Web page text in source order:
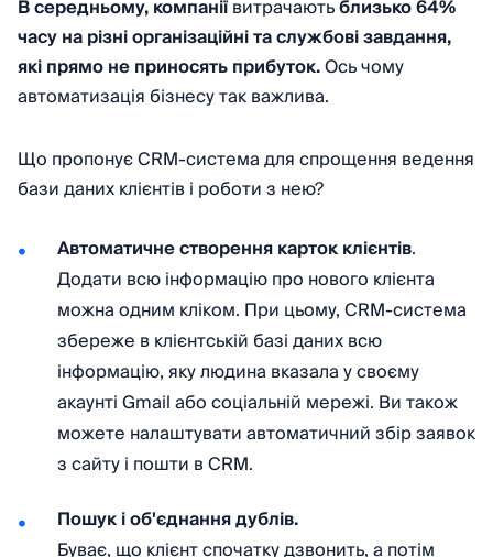
В середньому, компаніївитрачаютьблизько 64% ​​
часу на різні організаційні таслужбові завдання,
які прямо не приносять прибуток.Ось чому
автоматизація бізнесу так важлива.
Що пропонує CRM-система для спрощення ведення
бази даних клієнтів і роботи з нею?
Автоматичне створення карток клієнтів.
Додати всю інформацію про нового клієнта
можна одним кліком. При цьому, CRM-система
збереже в клієнтській базі даних всю
інформацію, яку людина вказала у своєму
акаунті Gmail або соціальній мережі. Ви також
можете налаштувати автоматичний збір заявок
з сайту і пошти в CRM.
Пошук і об'єднання дублів.
Буває, що клієнт спочатку дзвонить, а потім